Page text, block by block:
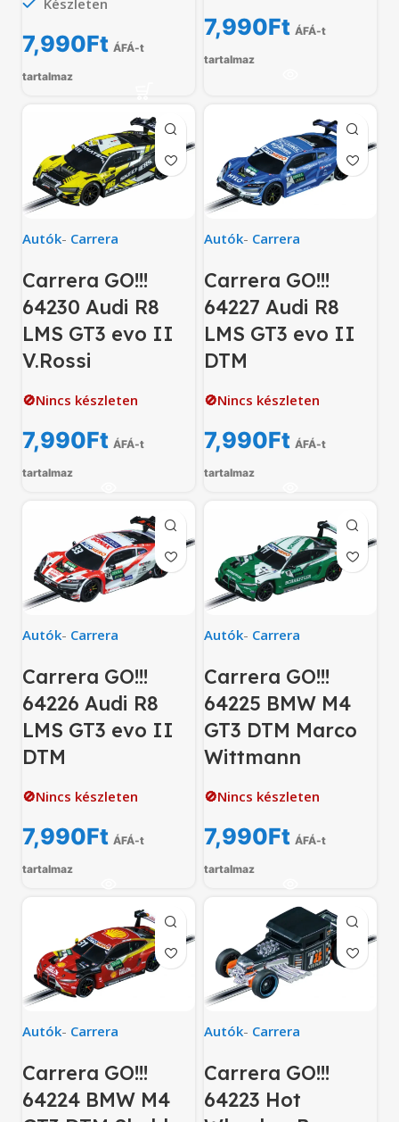
Készleten
7,990Ft ÁFÁ-t
tartalmaz
7,990Ft ÁFÁ-t
tartalmaz
Autók- Carrera
Carrera GO!!!
64230 Audi R8
LMS GT3 evo II
V.Rossi
🚫Nincs készleten
7,990Ft ÁFÁ-t
tartalmaz
Autók- Carrera
Carrera GO!!!
64227 Audi R8
LMS GT3 evo II
DTM
🚫Nincs készleten
7,990Ft ÁFÁ-t
tartalmaz
Autók- Carrera
Carrera GO!!!
64226 Audi R8
LMS GT3 evo II
DTM
🚫Nincs készleten
7,990Ft ÁFÁ-t
tartalmaz
Autók- Carrera
Carrera GO!!!
64225 BMW M4
GT3 DTM Marco
Wittmann
🚫Nincs készleten
7,990Ft ÁFÁ-t
tartalmaz
Autók- Carrera
Carrera GO!!!
64224 BMW M4
Autók- Carrera
Carrera GO!!!
64223 Hot